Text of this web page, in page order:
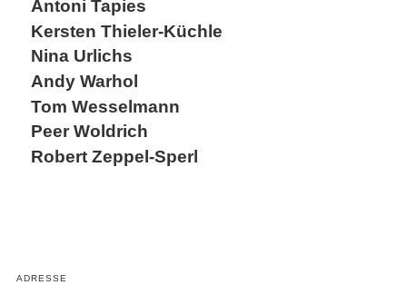
Antoni Tapies
Kersten Thieler-Küchle
Nina Urlichs
Andy Warhol
Tom Wesselmann
Peer Woldrich
Robert Zeppel-Sperl
ADRESSE